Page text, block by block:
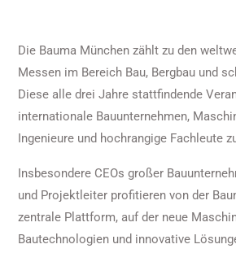
Die Bauma München zählt zu den
Messen im Bereich Bau, Bergbau und
Diese alle drei Jahre stattfindende
internationale Bauunternehmen,
Ingenieure und hochrangige Fachleute
Insbesondere CEOs großer
und Projektleiter profitieren von der
zentrale Plattform, auf der neue
Bautechnologien und innovative